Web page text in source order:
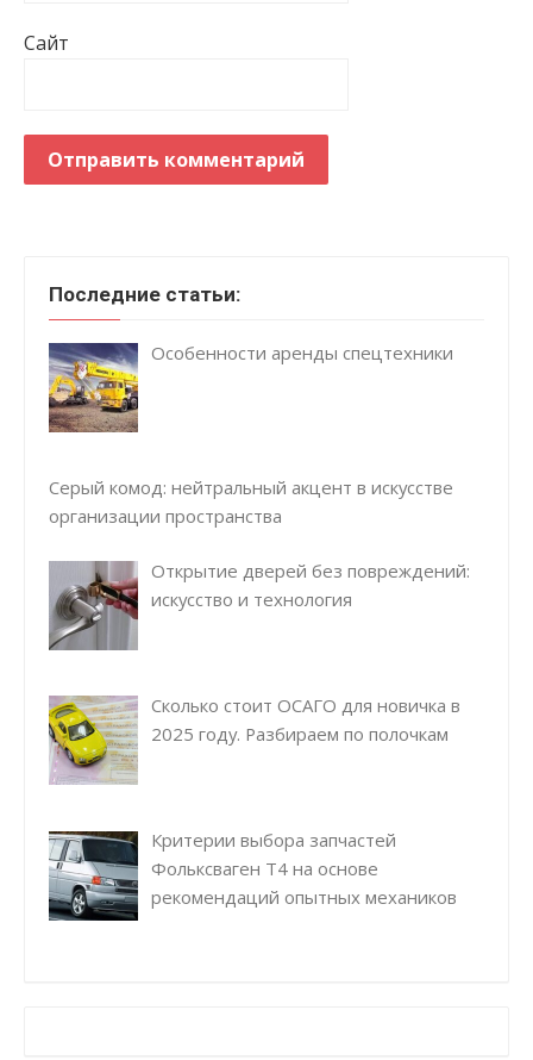
Сайт
Последние статьи:
Особенности аренды спецтехники
Серый комод: нейтральный акцент в искусстве
организации пространства
Открытие дверей без повреждений:
искусство и технология
Сколько стоит ОСАГО для новичка в
2025 году. Разбираем по полочкам
Критерии выбора запчастей
Фольксваген Т4 на основе
рекомендаций опытных механиков